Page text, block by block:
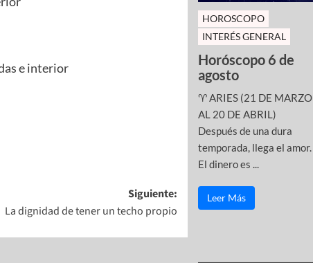
Siguiente:
La dignidad de tener un techo propio
HOROSCOPO
INTERÉS GENERAL
Horóscopo 6 de
agosto
♈ ARIES (21 DE MARZO
AL 20 DE ABRIL)
Después de una dura
temporada, llega el amor.
El dinero es ...
Leer Más